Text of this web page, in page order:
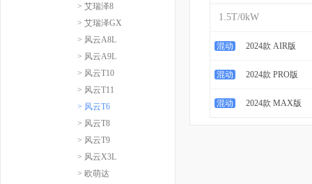
> 艾瑞泽8
> 艾瑞泽GX
> 风云A8L
> 风云A9L
> 风云T10
> 风云T11
> 风云T6
> 风云T8
> 风云T9
> 风云X3L
> 欧萌达
1.5T/0kW
混动 2024款 AIR版
混动 2024款 PRO版
混动 2024款 MAX版